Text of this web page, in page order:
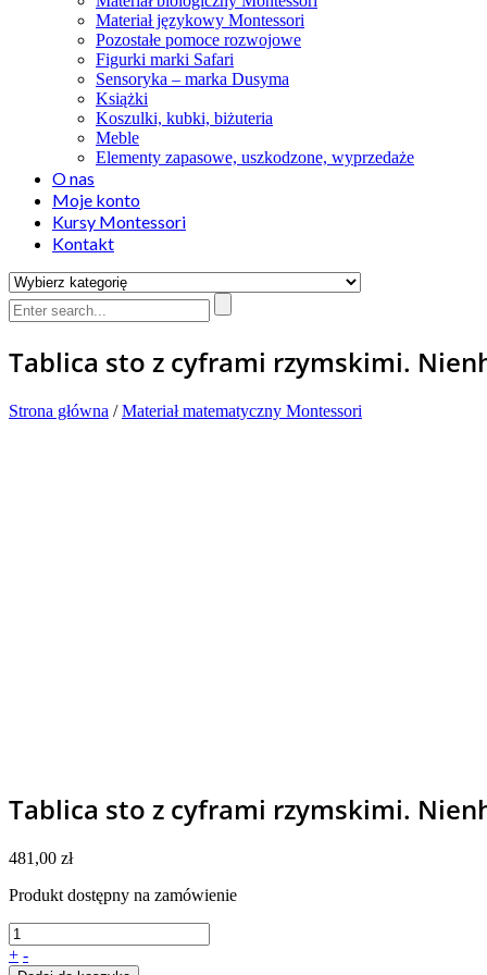
Materiał językowy Montessori
Pozostałe pomoce rozwojowe
Figurki marki Safari
Sensoryka – marka Dusyma
Książki
Koszulki, kubki, biżuteria
Meble
Elementy zapasowe, uszkodzone, wyprzedaże
O nas
Moje konto
Kursy Montessori
Kontakt
Tablica sto z cyframi rzymskimi.
Strona główna /Materiał matematyczny Montessori
Tablica sto z cyframi rzymskimi.
481,00 zł
Produkt dostępny na zamówienie
+ -